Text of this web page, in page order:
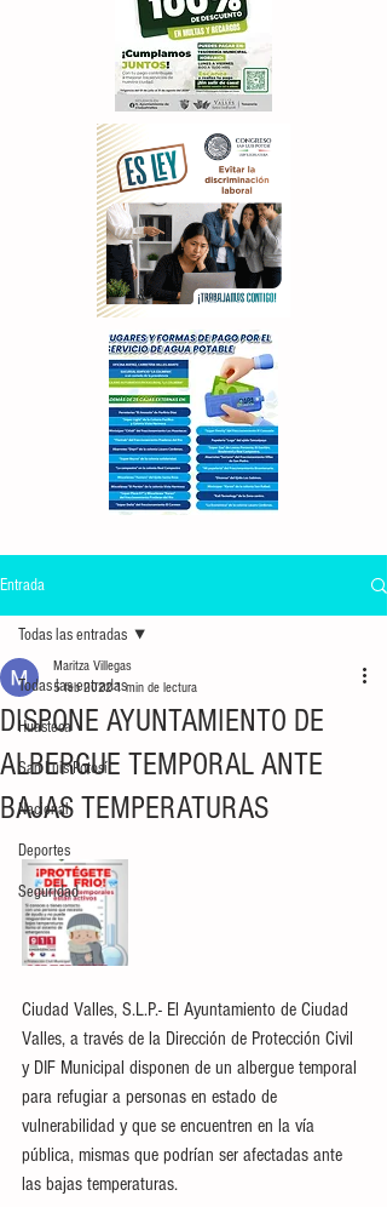
Entrada
Todas las entradas
Huasteca
San Luis Potosí
Nacional
Deportes
Seguridad
Todas las entradas
DISPONE AYUNTAMIENTO DE
ALBERGUE TEMPORAL ANTE
BAJAS TEMPERATURAS
Maritza Villegas
5 feb 20221 min de lectura
Ciudad Valles, S.L.P.- El Ayuntamiento de Ciudad
Valles, a través de la Dirección de Protección Civil
y DIF Municipal disponen de un albergue temporal
para refugiar a personas en estado de
vulnerabilidad y que se encuentren en la vía
pública, mismas que podrían ser afectadas ante
las bajas temperaturas.